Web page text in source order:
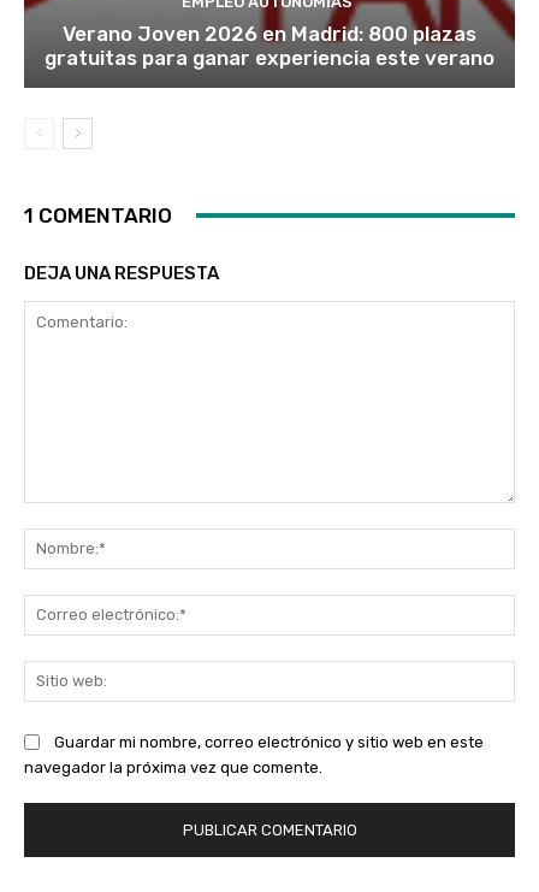
Verano Joven 2026 en Madrid: 800 plazas
gratuitas para ganar experiencia este verano
1 COMENTARIO
DEJA UNA RESPUESTA
Guardar mi nombre, correo electrónico y sitio web en este
navegador la próxima vez que comente.